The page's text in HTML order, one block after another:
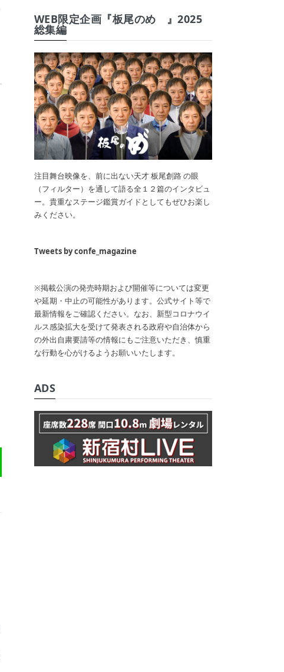
WEB限定企画『板尾のめ゙』2025
総集編
注目舞台映像を、前に出ない天才 板尾創路 の眼
（フィルター）を通して語る全１２篇のインタビュ
ー。貴重なステージ鑑賞ガイドとしてもぜひお楽し
みください。
Tweets by confe_magazine
※掲載公演の発売時期および開催等については変更
や延期・中止の可能性があります。公式サイト等で
最新情報をご確認ください。なお、新型コロナウイ
ルス感染拡大を受けて発表される政府や自治体から
の外出自粛要請等の情報にもご注意いただき、慎重
な行動を心がけるようお願いいたします。
ADS